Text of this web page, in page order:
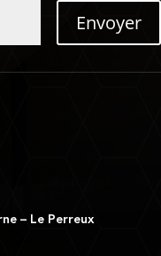
Envoyer
– Le Perreux